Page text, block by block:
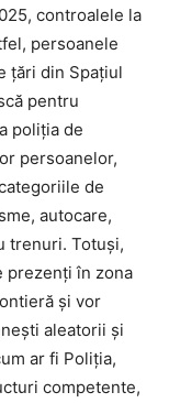
controalele la
persoanele
ţări din Spaţiul
pentru
poliţia de
persoanelor,
de
autocare,
trenuri. Totuşi,
prezenţi în zona
şi vor
aleatorii şi
ar fi Poliţia,
competente,